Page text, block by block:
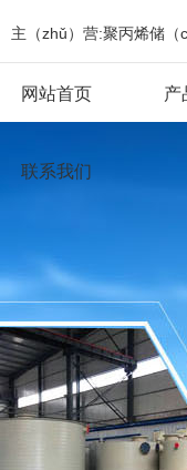
主（zhǔ）营:聚丙烯储
网站首页 产
联系我们